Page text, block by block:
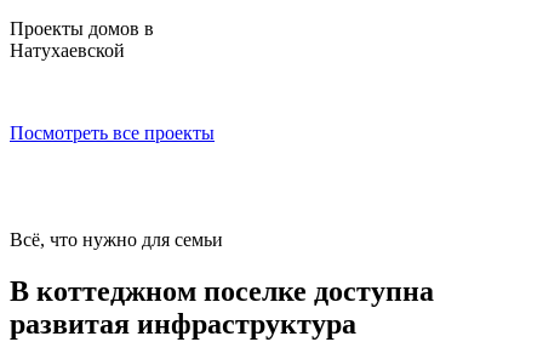
Проекты домов в
Натухаевской
Посмотреть все проекты
Всё, что нужно для семьи
В коттеджном поселке доступна
развитая инфраструктура